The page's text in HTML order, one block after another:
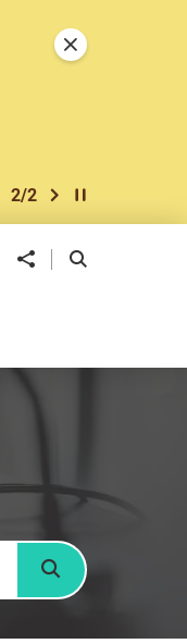
上一个
2/2 下一个开始/暂停幻灯
关闭特別通告
分享到 开启搜寻框
搜寻